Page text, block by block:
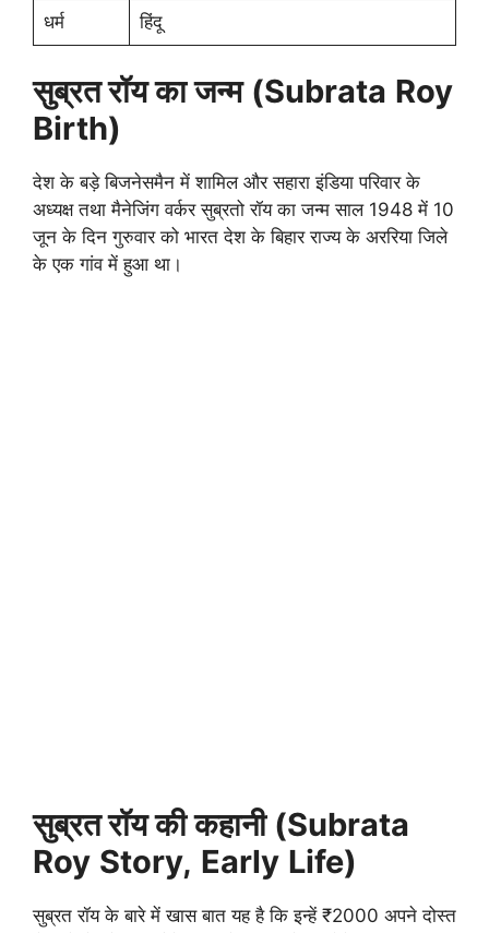
धर्म हिंदू
सुब्रत रॉय का जन्म (Subrata Roy
Birth)
देश के बड़े बिजनेसमैन में शामिल और सहारा इंडिया परिवार के
अध्यक्ष तथा मैनेजिंग वर्कर सुब्रतो रॉय का जन्म साल 1948 में 10
जून के दिन गुरुवार को भारत देश के बिहार राज्य के अररिया जिले
के एक गांव में हुआ था।
सुब्रत रॉय की कहानी (Subrata
Roy Story, Early Life)
सुब्रत रॉय के बारे में खास बात यह है कि इन्हें ₹2000 अपने दोस्त